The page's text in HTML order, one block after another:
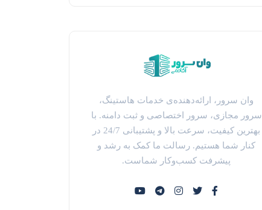
وان سرور، ارائه‌دهنده‌ی خدمات هاستینگ،
سرور مجازی، سرور اختصاصی و ثبت دامنه. با
بهترین کیفیت، سرعت بالا و پشتیبانی 24/7 در
کنار شما هستیم. رسالت ما کمک به رشد و
پیشرفت کسب‌وکار شماست.